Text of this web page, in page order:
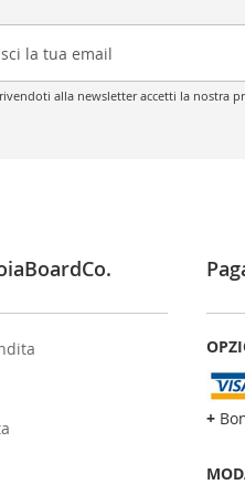
alla newsletter accetti la nostra
+